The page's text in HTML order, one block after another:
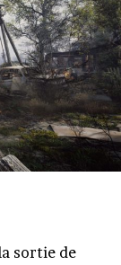
sortie de